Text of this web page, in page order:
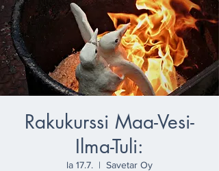
Rakukurssi Maa-Vesi-
Ilma-Tuli:
la 17.7.
  |
Savetar Oy